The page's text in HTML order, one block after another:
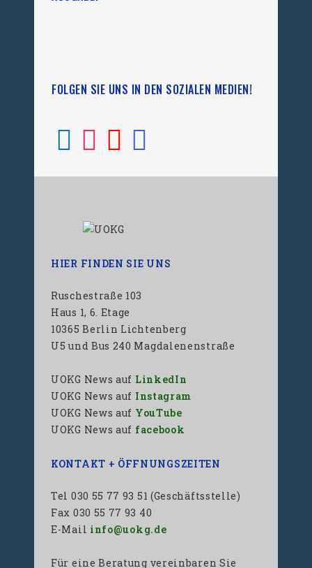
FOLGEN SIE UNS IN DEN SOZIALEN MEDIEN!
HIER FINDEN SIE UNS
Ruschestraße 103
Haus 1, 6. Etage
10365 Berlin Lichtenberg
U5 und Bus 240 Magdalenenstraße
UOKG News auf LinkedIn
UOKG News auf Instagram
UOKG News auf YouTube
UOKG News auf facebook
KONTAKT + ÖFFNUNGSZEITEN
Tel 030 55 77 93 51 (Geschäftsstelle)
Fax 030 55 77 93 40
E-Mail info@uokg.de
Für eine Beratung vereinbaren Sie